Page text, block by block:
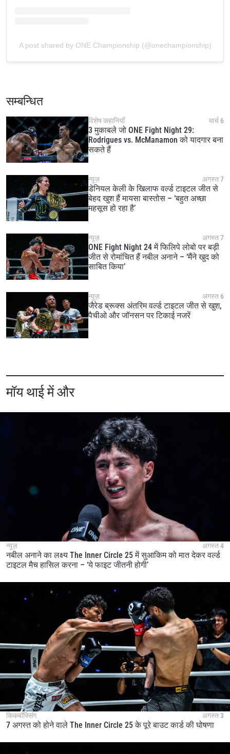
A post shared by ONE Championship (@onechampionship)
सम्बन्धित
विशेष कहानियाँ मार्च 6
3 मुकाबले जो ONE Fight Night 29:
Rodrigues vs. McManamon को यादगार बना
सकते हैं
न्यूज़ अगस्त 7
डेनियल केली के खिलाफ वर्ल्ड टाइटल जीत से
बेहद खुश हैं मायसा बास्तोस – ‘बहुत अच्छा
महसूस हो रहा है’
न्यूज़ अगस्त 7
ONE Fight Night 24 में फिलिपे लोबो पर बड़ी
जीत से रोमांचित हैं नबील अनाने – ‘मैंने खुद को
साबित किया’
न्यूज़ अगस्त 6
जैरेड ब्रूक्स अंतरिम वर्ल्ड टाइटल जीत से खुश,
पैचीओ और जॉनसन पर टिकाई नजरें
मॉय थाई में और
न्यूज़ अगस्त 4
नबील अनाने का लक्ष्य The Inner Circle 25 में सुआकिम को मात देकर वर्ल्ड
टाइटल मैच हासिल करना – ‘ये फाइट जीतनी होगी’
किकबॉक्सिंग अगस्त 3
7 अगस्त को होने वाले The Inner Circle 25 के पूरे बाउट कार्ड की घोषणा